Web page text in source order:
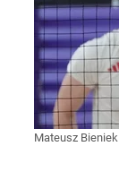
Mateusz Bieniek